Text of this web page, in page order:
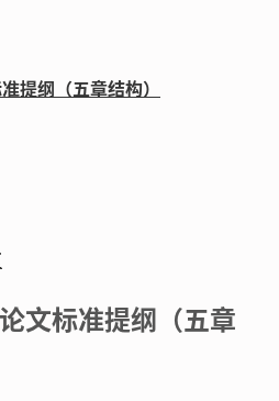
提纲（五章结构）
文标准提纲（五章